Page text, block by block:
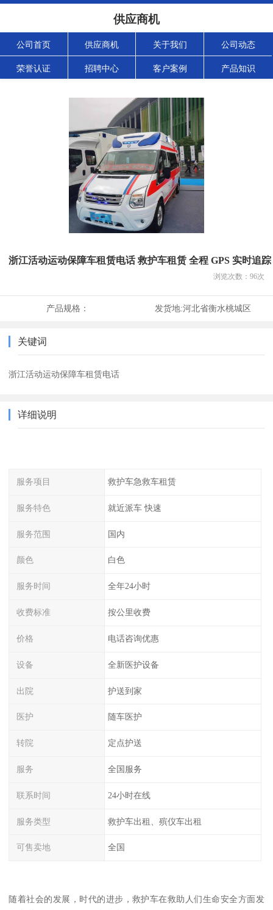
供应商机
公司首页 供应商机 关于我们 公司动态
荣誉认证 招聘中心 客户案例 产品知识
浙江活动运动保障车租赁电话 救护车租赁 全程 GPS 实时追踪
浏览次数： 96次
产品规格： 发货地:河北省衡水桃城区
关键词
浙江活动运动保障车租赁电话
详细说明
服务项目 救护车急救车租赁
服务特色 就近派车 快速
服务范围 国内
颜色 白色
服务时间 全年24小时
收费标准 按公里收费
价格 电话咨询优惠
设备 全新医护设备
出院 护送到家
医护 随车医护
转院 定点护送
服务 全国服务
联系时间 24小时在线
服务类型 救护车出租、殡仪车出租
可售卖地 全国
随着社会的发展，时代的进步，救护车在救助人们生命安全方面发